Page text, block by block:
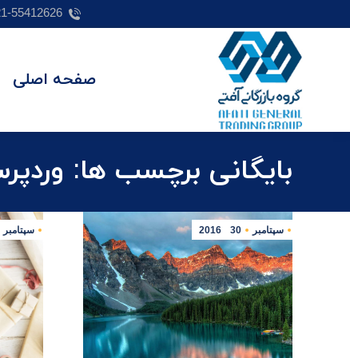
55412626
صفحه اصلی
بایگانی برچسب ها:
سپتامبر 30
2016 سپتامبر